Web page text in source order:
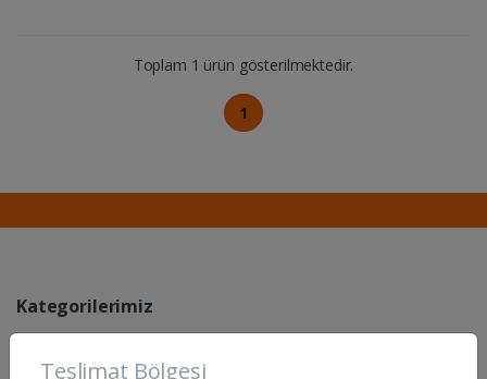
Toplam 1 ürün gösterilmektedir.
1
Kategorilerimiz
Teslimat Bölgesi